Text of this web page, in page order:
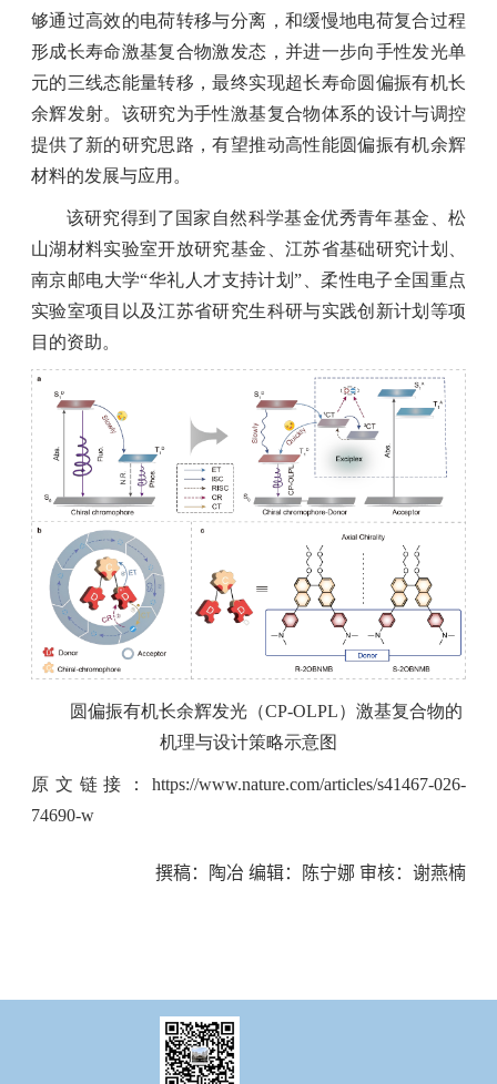
够通过高效的电荷转移与分离，和缓慢地电荷复合过程
形成长寿命激基复合物激发态，并进一步向手性发光单
元的三线态能量转移，最终实现超长寿命圆偏振有机长
余辉发射。该研究为手性激基复合物体系的设计与调控
提供了新的研究思路，有望推动高性能圆偏振有机余辉
材料的发展与应用。
该研究得到了国家自然科学基金优秀青年基金、松
山湖材料实验室开放研究基金、江苏省基础研究计划、
南京邮电大学“华礼人才支持计划”、柔性电子全国重点
实验室项目以及江苏省研究生科研与实践创新计划等项
目的资助。
圆偏振有机长余辉发光（CP-OLPL）激基复合物的
机理与设计策略示意图
原文链接： https://www.nature.com/articles/s41467-026-
74690-w
撰稿： 陶冶 编辑：陈宁娜 审核： 谢燕楠